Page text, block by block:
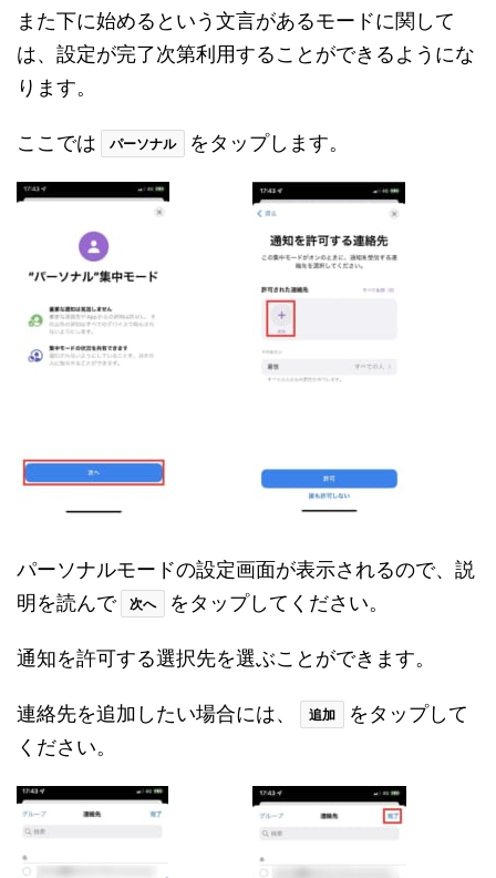
また下に始めるという文言があるモードに関して
は、設定が完了次第利用することができるようにな
ります。
ここでは パーソナル をタップします。
パーソナルモードの設定画面が表示されるので、説
明を読んで
次へ をタップしてください。
通知を許可する選択先を選ぶことができます。
連絡先を追加したい場合には、 追加
をタップして
ください。